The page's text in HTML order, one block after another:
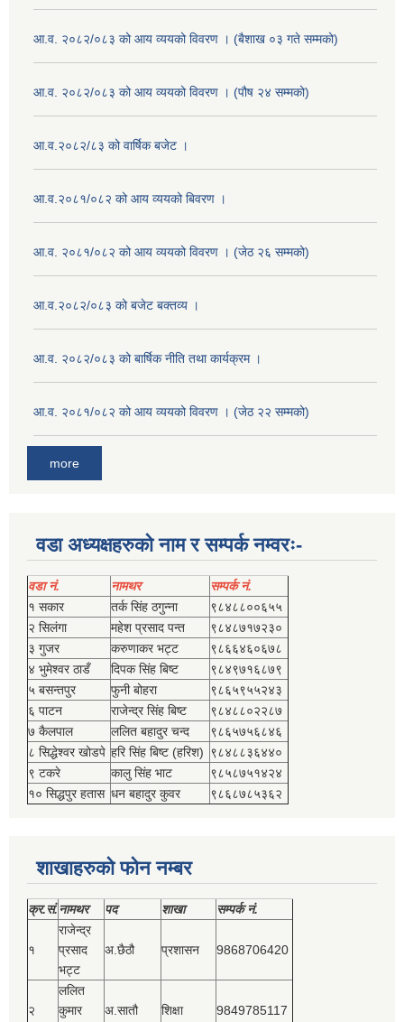
आ.व. २०८२/०८३ को आय व्ययको विवरण । (बैशाख ०३ गते सम्मको)
आ.व. २०८२/०८३ को आय व्ययको विवरण । (पौष २४ सम्मको)
आ.व.२०८२/८३ को वार्षिक बजेट ।
आ.व.२०८१/०८२ को आय व्ययको बिवरण ।
आ.व. २०८१/०८२ को आय व्ययको विवरण । (जेठ २६ सम्मको)
आ.व.२०८२/०८३ को बजेट बक्तव्य ।
आ.व. २०८२/०८३ को बार्षिक नीति तथा कार्यक्रम ।
आ.व. २०८१/०८२ को आय व्ययको विवरण । (जेठ २२ सम्मको)
more
वडा अध्यक्षहरुको नाम र सम्पर्क नम्वरः-
वडा नं. नामथर
सम्पर्क नं.
१ सकार
तर्क सिंह ठगुन्‍ना
९८४८८००६५५
२ सिलंगा
महेश प्रसाद पन्त
९८४८७१७२३०
३ गुजर
करुणाकर भट्ट
९८६६४६०६७८
४ भुमेश्‍वर ठाडँ
दिपक सिंह बिष्‍ट
९८४९७१६८७९
५ बसन्तपुर
फुनी बोहरा
९८६५९५५२४३
६ पाटन
राजेन्द्र सिंह बिष्‍ट
९८४८८०२२८७
७ कैलपाल
ललित बहादुर चन्द
९८६५७५६८४६
८ सिद्धेश्‍वर खोडपे हरि सिंह बिष्‍ट (हरिश) ९८४८८३६४४०
९ टकरे
कालु सिंह भाट
९८५८७५१४२४
१० सिद्धपुर हतास धन बहादुर कुवर ९८६८७८५३६२
शाखाहरुको फोन नम्बर
क्र.सं.नामथर पद शाखा सम्‍पर्क नं.
१
राजेन्द्र
प्रसाद
भट्ट
अ.छैठौ प्रशासन 9868706420
२
ललित
कुमार
अ.सातौ शिक्षा 9849785117